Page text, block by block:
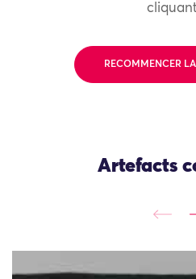
RECOMMENCER
Artefacts